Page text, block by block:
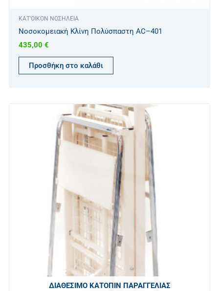
ΚΑΤ'ΟΙΚΟΝ ΝΟΣΗΛΕΙΑ
Νοσοκομειακή Κλίνη Πολύσπαστη AC–401
435,00 €
Προσθήκη στο καλάθι
ΔΙΑΘΈΣΙΜΟ ΚΑΤΌΠΙΝ ΠΑΡΑΓΓΕΛΊΑΣ